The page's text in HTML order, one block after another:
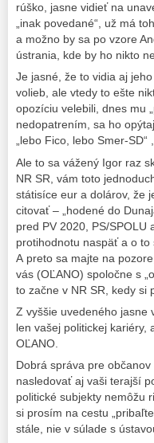
rúško, jasne vidieť na
„inak povedané“, už má
a možno by sa po vzore
ústrania, kde by ho nikto
Je jasné, že to vidia aj
volieb, ale vtedy to ešte
opozíciu velebili, dnes mu
nedopatrením, sa ho
„lebo Fico, lebo Smer-
Ale to sa vážený Igor raz
NR SR, vám toto
státisíce eur a dolárov, že
citovať – „hodené do
pred PV 2020, PS/
protihodnotu naspäť a o
A preto sa majte na
vás (OĽANO) spoločne s
to začne v NR SR, kedy si
Z vyššie uvedeného jasne
len vašej politickej kariéry,
OĽANO.
Dobrá správa pre
nasledovať aj vaši terajší
politické subjekty nemôžu
si prosím na cestu
stále, nie v súlade s